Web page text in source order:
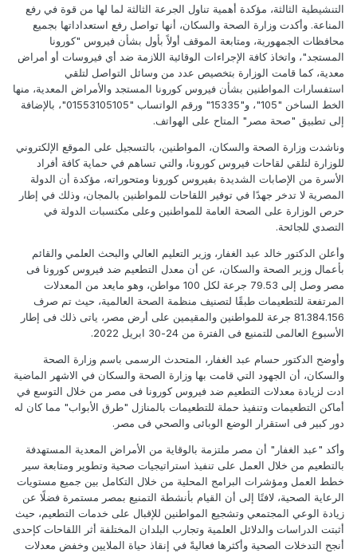
التنشيطية الثالثة، مؤكدة أهمية تناول الجرعة الثالثة لما لها من قوة في رفع
المناعة. وأكدت وزارة الصحة والسكان، أنها تواصل رفع استعداداتها بجميع
محافظات الجمهورية، ومتابعة الموقف أولاً بأول بشأن فيروس "كورونا
المستجد"، واتخاذ كافة الإجراءات الوقائية اللازمة ضد أي فيروسات أو أمراض
معدية، كما قامت الوزارة بتخصيص عدد من وسائل التواصل لتلقي
استفسارات المواطنين بشأن فيروس كورونا المستجد والأمراض المعدية، منها
الخط الساخن "105"، و"15335" ورقم الواتساب "01553105105"، بالإضافة
إلى تطبيق "صحة مصر" المتاح على الهواتف.
وناشدت وزارة الصحة والسكان، المواطنين، بالتسجيل على الموقع الإلكتروني
للوزارة لتلقي لقاحات فيروس كورونا، والتي تساهم في حماية كافة أفراد
الأسرة من الإصابات الشديدة بفيروس كورونا ومتحوراته، مؤكدة أن الدولة
المصرية لا تدخر جهدًا في توفير اللقاحات للمواطنين بالمجان، وذلك في إطار
حرص الوزارة على الصحة العامة للمواطنين وعلى مكتسبات الدولة في
التصدي للجائحة.
وأعلن الدكتور خالد عبد الغفار، وزير التعليم العالي والبحث العلمي والقائم
بأعمال وزير الصحة والسكان، عن أن معدل التطعيم ضد فيروس كورونا فى
مصر وصل إلى 79.53 جرعة لكل 100 مواطن، وهو مايعد من المعدلات
المرتفعة للتطعيمات طبقًا لتصنيف منظمة الصحة العالمية، حيث تم صرف
81.384.156 جرعة للمواطنين والمقيمين على أرض مصر، ياتى ذلك فى إطار
الأسبوع العالمى للتمنيع فى الفترة من 24-30 ابريل 2022.
وأوضح الدكتور حسام عبد الغفار، المتحدث الرسمى باسم وزارة الصحة
والسكان، أن الجهود التي قامت بها وزارة الصحة والسكان في الاشهر الماضية
ادت لزيادة معدلات التطعيم ضد فيروس كورونا فى مصر من خلال التوسع في
أماكن التطعيمات وتنفيذ حملة للتطعيمات بالمنازل "طرق الأبواب" مما كان له
دور كبير فى استقرار الوضع الوبائى والصحي فى مصر.
وأكد "عبد الغفار" أن مصر ملتزمة بالوقاية من الأمراض المعدية المستهدفة
بالتطعيم من خلال العمل على تنفيذ استراتيجيات صحية وتطوير ومتابعة سير
خطط العمل ومؤشرات البرامج المحلية من خلال التكامل بين جميع مستويات
الرعاية الصحية، لافتًا إلى أن القيام بأنشطة التمنيع بمصر مستمرة فضلًا عن
زيادة الوعي المجتمعي وتشجيع المواطنين للإقبال على خدمات التطعيم، حيث
أثبتت الدراسات والدلائل العلمية وتجارب البلدان المختلفة أثر اللقاحات كإحدى
أنجح التدخلات الصحية وأكثرها فعاليةً في إنقاذ حياة الملايين وخفض معدلات